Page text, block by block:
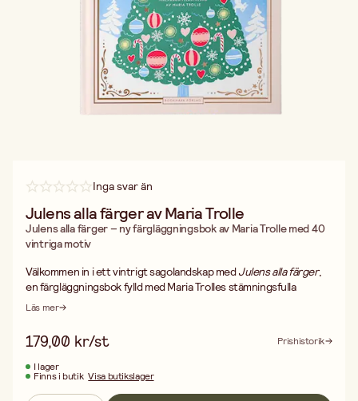
Inga svar än
Julens alla färger av Maria Trolle
Julens alla färger – ny färgläggningsbok av Maria Trolle med 40
vintriga motiv
Välkommen in i ett vintrigt sagolandskap medJulens alla färger,
en färgläggningsbok fylld med Maria Trolles stämningsfulla
illustrationer. Här möter du gnistrande snö, juleljus, naturmotiv
kreativ upplevelse.
Med 40 noggrant illustrerade motiv får du en stunds avkoppling
mitt i julförberedelserna – eller varför inte ge bort boken som en
fin gåva till någon som älskar både färg och vintermagi?
Läs mer
179,00 kr/st
Prishistorik
I lager
Finns i butik Visa butikslager